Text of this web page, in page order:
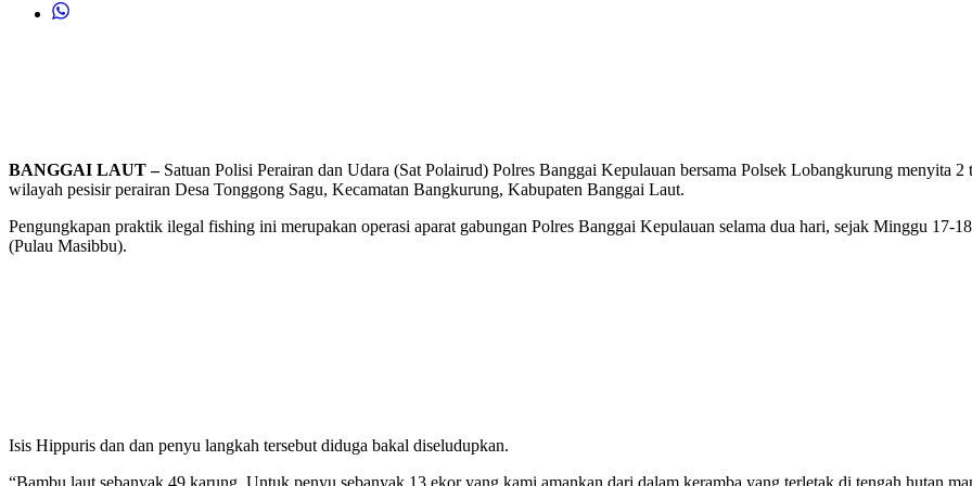
BANGGAI LAUT –Satuan Polisi Perairan dan Udara (Sat Polairud) Polres Banggai Kepulauan bersama Polsek Lobangkurung menyita
wilayah pesisir perairan Desa Tonggong Sagu, Kecamatan Bangkurung, Kabupaten Banggai Laut.
Pengungkapan praktik ilegal fishing ini merupakan operasi aparat gabungan Polres Banggai Kepulauan selama dua hari, sejak Minggu
(Pulau Masibbu).
Isis Hippuris dan dan penyu langkah tersebut diduga bakal diseludupkan.